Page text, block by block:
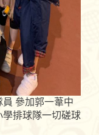
參加郭一葦中
排球隊一切磋球